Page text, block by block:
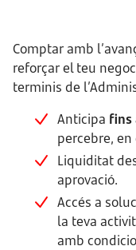
Comptar amb
reforçar el teu
terminis de
Anticipa fins
percebre,
Liquiditat
aprovació.
Accés a
la teva
amb